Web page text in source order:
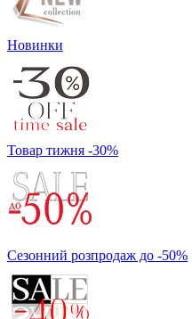
Новинки
Товар тижня -30%
Сезонний розпродаж до -50%